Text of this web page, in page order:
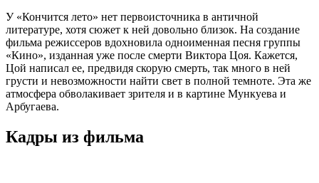
У «Кончится лето» нет первоисточника в античной
литературе, хотя сюжет к ней довольно близок. На создание
фильма режиссеров вдохновила одноименная песня группы
«Кино», изданная уже после смерти Виктора Цоя. Кажется,
Цой написал ее, предвидя скорую смерть, так много в ней
грусти и невозможности найти свет в полной темноте. Эта же
атмосфера обволакивает зрителя и в картине Мункуева и
Арбугаева.
Кадры из фильмa